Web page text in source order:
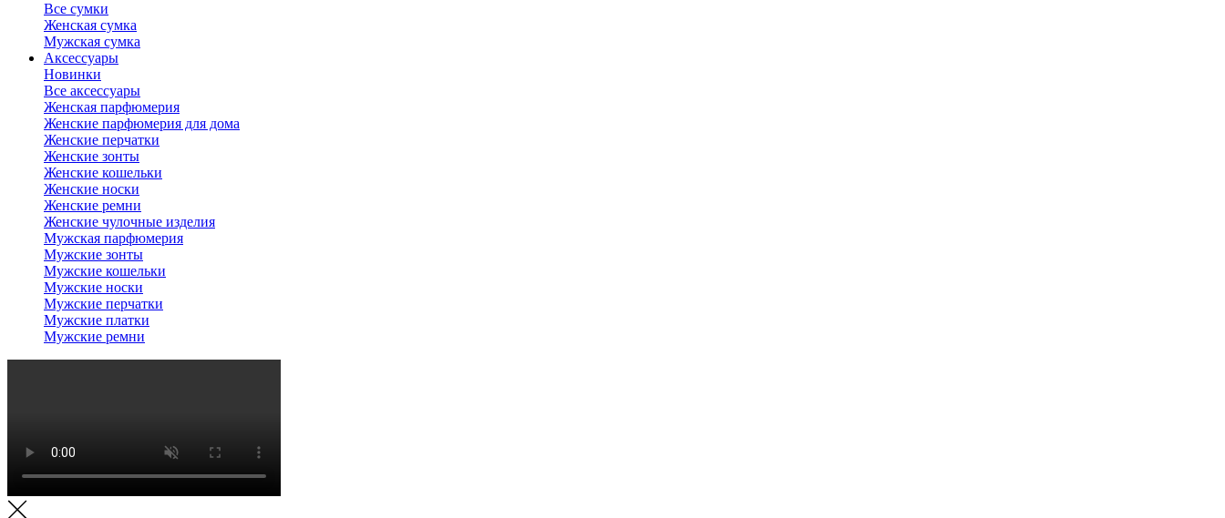
Все сумки
Женская сумка
Мужская сумка
Аксессуары
Новинки
Все аксессуары
Женская парфюмерия
Женские парфюмерия для дома
Женские перчатки
Женские зонты
Женские кошельки
Женские носки
Женские ремни
Женские чулочные изделия
Мужская парфюмерия
Мужские зонты
Мужские кошельки
Мужские носки
Мужские перчатки
Мужские платки
Мужские ремни